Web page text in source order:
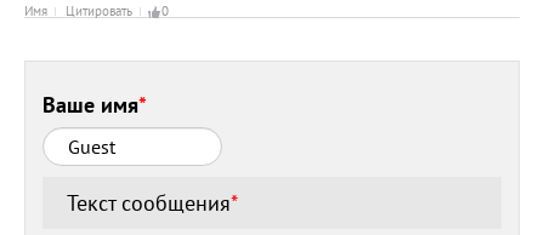
Имя Цитировать 0
Ваше имя*
Текст сообщения*